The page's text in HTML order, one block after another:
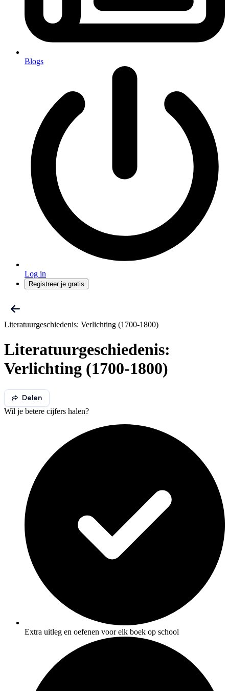
Blogs
Log in
Registreer je gratis
Literatuurgeschiedenis: Verlichting (1700-1800)
Literatuurgeschiedenis:
Verlichting (1700-1800)
Delen
Wil je betere cijfers halen?
Extra uitleg en oefenen voor elk boek op school